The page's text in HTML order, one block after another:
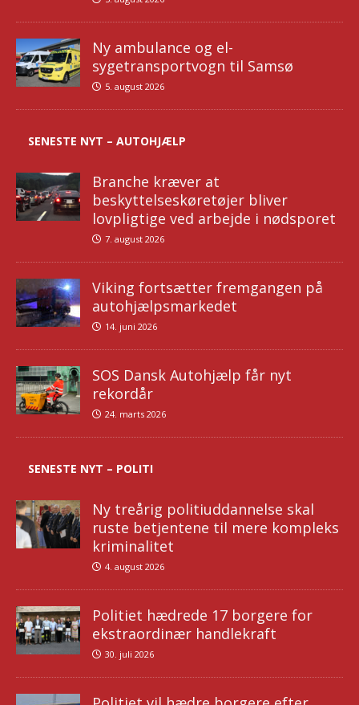
Ny ambulance og el-
sygetransportvogn til Samsø
5. august 2026
SENESTE NYT – AUTOHJÆLP
Branche kræver at
beskyttelseskøretøjer bliver
lovpligtige ved arbejde i nødsporet
7. august 2026
Viking fortsætter fremgangen på
autohjælpsmarkedet
14. juni 2026
SOS Dansk Autohjælp får nyt
rekordår
24. marts 2026
SENESTE NYT – POLITI
Ny treårig politiuddannelse skal
ruste betjentene til mere kompleks
kriminalitet
4. august 2026
Politiet hædrede 17 borgere for
ekstraordinær handlekraft
30. juli 2026